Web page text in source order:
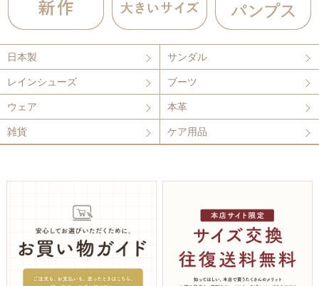
日本製 サンダル
レインシューズ ブーツ
ウェア 本革
雑貨 ケア用品